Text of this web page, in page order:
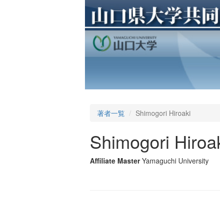
著者一覧 Shimogori Hiroaki
Shimogori
Affiliate Master Yamaguchi University